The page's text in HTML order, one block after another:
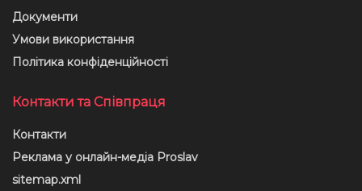
Документи
Умови використання
Політика конфіденційності
Контакти та Співпраця
Контакти
Реклама у онлайн-медіа Proslav
sitemap.xml